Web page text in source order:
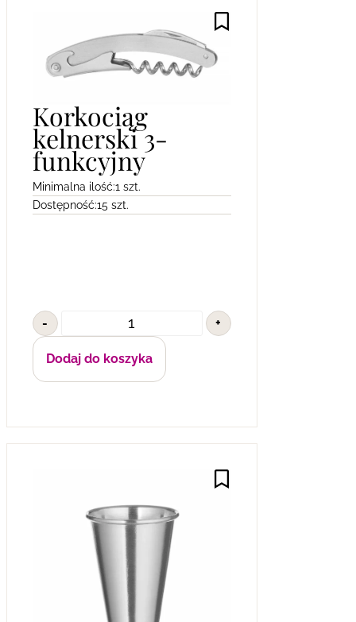
Korkociąg
kelnerski 3-
funkcyjny
Minimalna ilość:1 szt.
Dostępność:15 szt.
- +
Dodaj do koszyka